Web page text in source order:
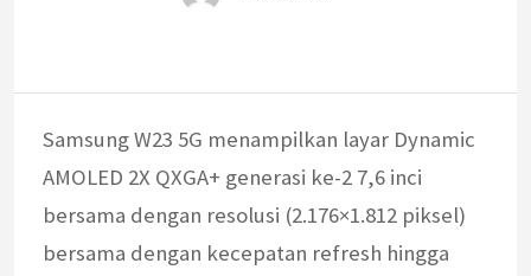
Samsung W23 5G menampilkan layar Dynamic
AMOLED 2X QXGA+ generasi ke-2 7,6 inci
bersama dengan resolusi (2.176×1.812 piksel)
bersama dengan kecepatan refresh hingga